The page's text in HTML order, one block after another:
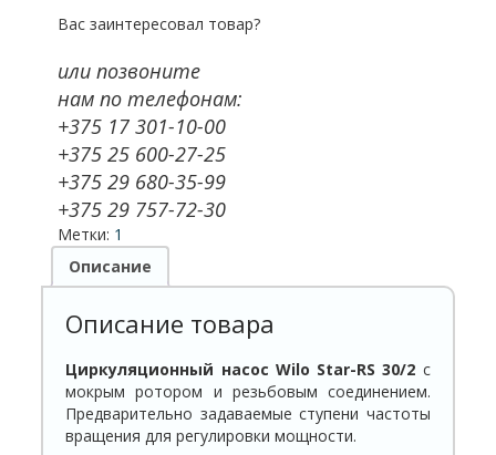
Вас заинтересовал товар?
или позвоните
нам по телефонам:
+375 17 301-10-00
+375 25 600-27-25
+375 29 680-35-99
+375 29 757-72-30
Метки: 1
Описание
Описание товара
Циркуляционный насос Wilo Star-RS 30/2 с
мокрым ротором и резьбовым соединением.
Предварительно задаваемые ступени частоты
вращения для регулировки мощности.